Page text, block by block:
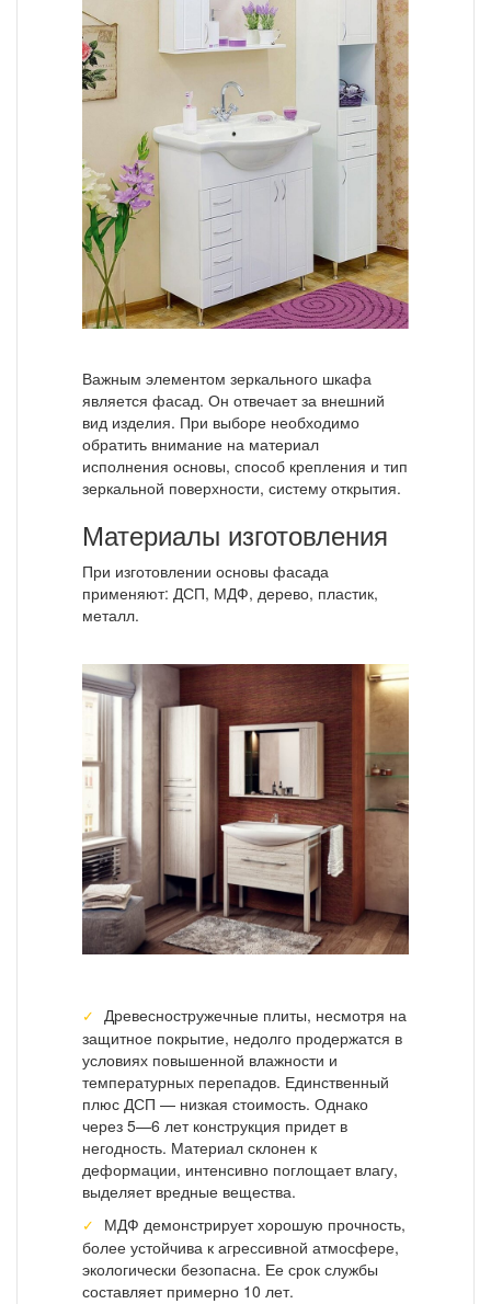
Важным элементом зеркального шкафа
является фасад. Он отвечает за внешний
вид изделия. При выборе необходимо
обратить внимание на материал
исполнения основы, способ крепления и тип
зеркальной поверхности, систему открытия.
Материалы изготовления
При изготовлении основы фасада
применяют: ДСП, МДФ, дерево, пластик,
металл.
Древесностружечные плиты, несмотря на
защитное покрытие, недолго продержатся в
условиях повышенной влажности и
температурных перепадов. Единственный
плюс ДСП — низкая стоимость. Однако
через 5—6 лет конструкция придет в
негодность. Материал склонен к
деформации, интенсивно поглощает влагу,
выделяет вредные вещества.
МДФ демонстрирует хорошую прочность,
более устойчива к агрессивной атмосфере,
экологически безопасна. Ее срок службы
составляет примерно 10 лет.